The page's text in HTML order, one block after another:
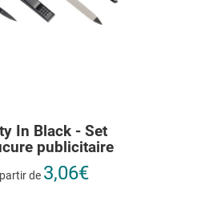
In Black - Set
publicitaire
de 3,06€